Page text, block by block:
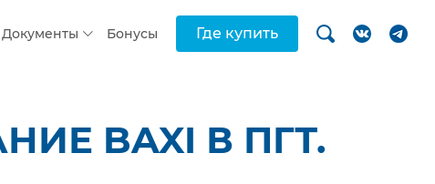
Документы Бонусы Где купить
BAXI В ПГТ.